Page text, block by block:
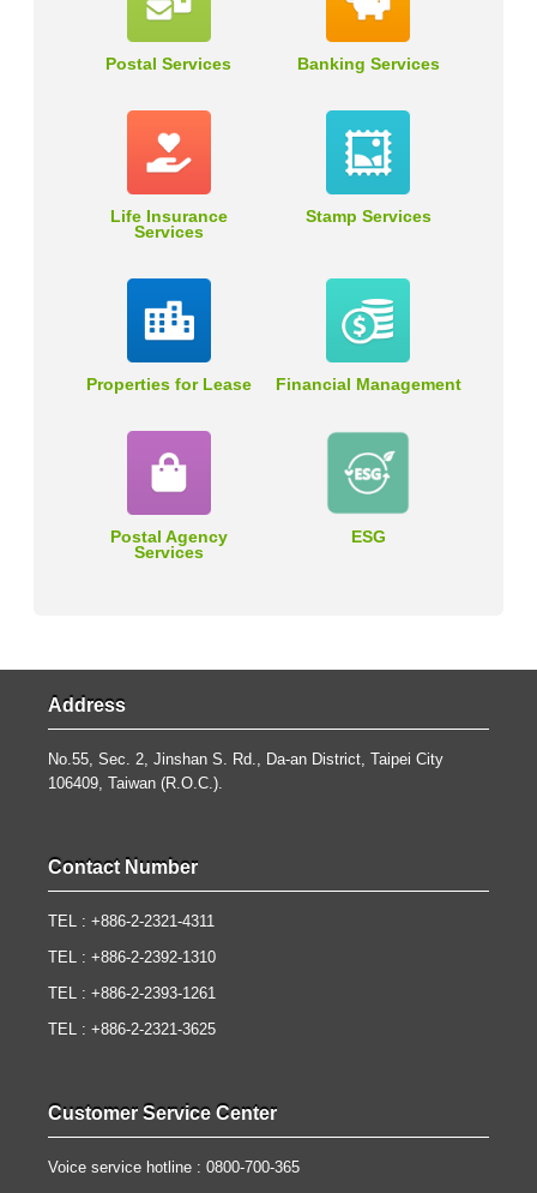
Postal Services Banking Services
Life Insurance
Services
Stamp Services
Properties for Lease Financial Management
Postal Agency
Services
ESG
Address
No.55, Sec. 2, Jinshan S. Rd., Da-an District, Taipei City
106409, Taiwan (R.O.C.).
Contact Number
TEL : +886-2-2321-4311
TEL : +886-2-2392-1310
TEL : +886-2-2393-1261
TEL : +886-2-2321-3625
Customer Service Center
Voice service hotline : 0800-700-365